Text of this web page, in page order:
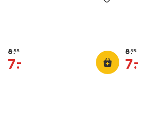
8.99
7.
–
8.99
7.
–